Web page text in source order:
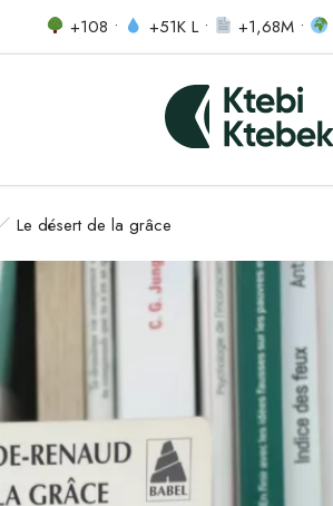
+108 • +51K L • +1,68M •
Le désert de la grâce